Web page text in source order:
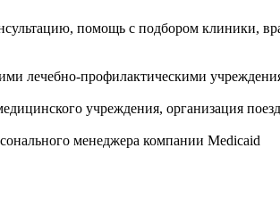
помощь с подбором клиники,
лечебно-профилактическими
учреждения, организация
менеджера компании Medicaid